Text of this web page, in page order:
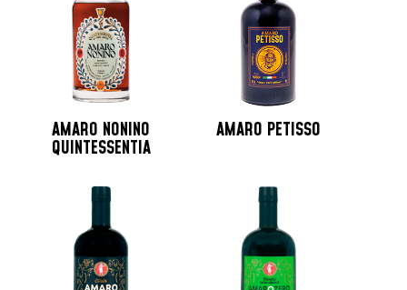
AMARO NONINO
QUINTESSENTIA
AMARO PETISSO